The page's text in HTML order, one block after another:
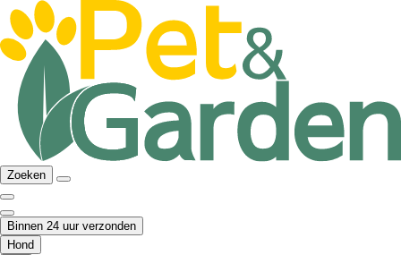
Zoeken
Binnen 24 uur verzonden
Hond